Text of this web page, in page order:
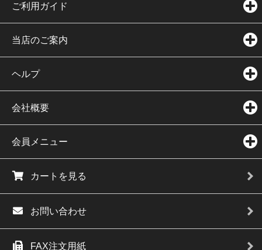
ご利用ガイド
当店のご案内
ヘルプ
会社概要
会員メニュー
カートを見る
お問い合わせ
FAX注文用紙